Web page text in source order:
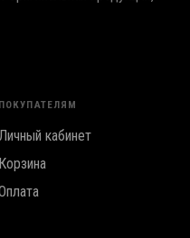
ПОКУПАТЕЛЯМ
кабинет
Корзина